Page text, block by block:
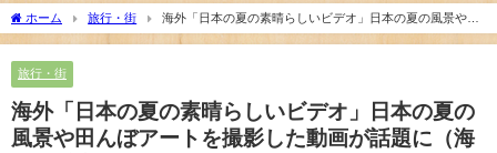
海外「素晴らしい！」日本が買収したUSスチール驚異の大復
活に米国人が大喜び
アメリカ「お前らの国でしか愛されてないものってある？」
日本「納豆」
海外「日本人はなんて気高いんだ！」 英高級紙も驚愕した極
限の中の日本人の姿に世界が衝撃
ホーム 旅行・街
海外「日本の夏の素晴らしいビデオ」日本の夏の風景や田
んぼアートを撮影した動画が話題に（海外の反応）
旅行・街
海外「日本の夏の素晴らしいビデオ」日本の夏の
風景や田んぼアートを撮影した動画が話題に（海